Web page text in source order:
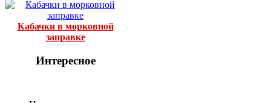
Кабачки в морковной
заправке
Интересное